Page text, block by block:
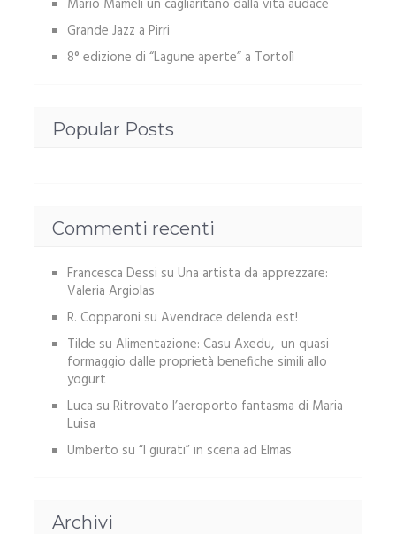
Mario Mameli un cagliaritano dalla vita audace
Grande Jazz a Pirri
8° edizione di “Lagune aperte” a Tortolì
Popular Posts
Commenti recenti
Francesca Dessi su Una artista da apprezzare:
Valeria Argiolas
R. Copparoni su Avendrace delenda est!
Tilde su Alimentazione: Casu Axedu, un quasi
formaggio dalle proprietà benefiche simili allo
yogurt
Luca su Ritrovato l’aeroporto fantasma di Maria
Luisa
Umberto su “I giurati” in scena ad Elmas
Archivi